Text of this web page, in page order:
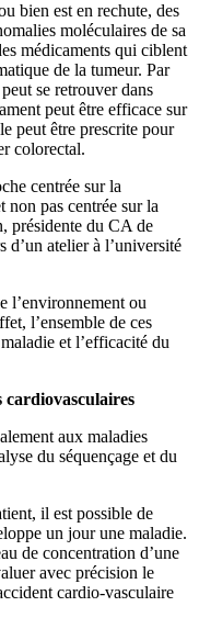
bien est en rechute, des
moléculaires de sa
médicaments qui ciblent
de la tumeur. Par
se retrouver dans
peut être efficace sur
peut être prescrite pour
colorectal.
centrée sur la
non pas centrée sur la
présidente du CA de
d’un atelier à l’université
l’environnement ou
l’ensemble de ces
et l’efficacité du
cardiovasculaires
aux maladies
du séquençage et du
il est possible de
un jour une maladie.
de concentration d’une
avec précision le
cardio-vasculaire